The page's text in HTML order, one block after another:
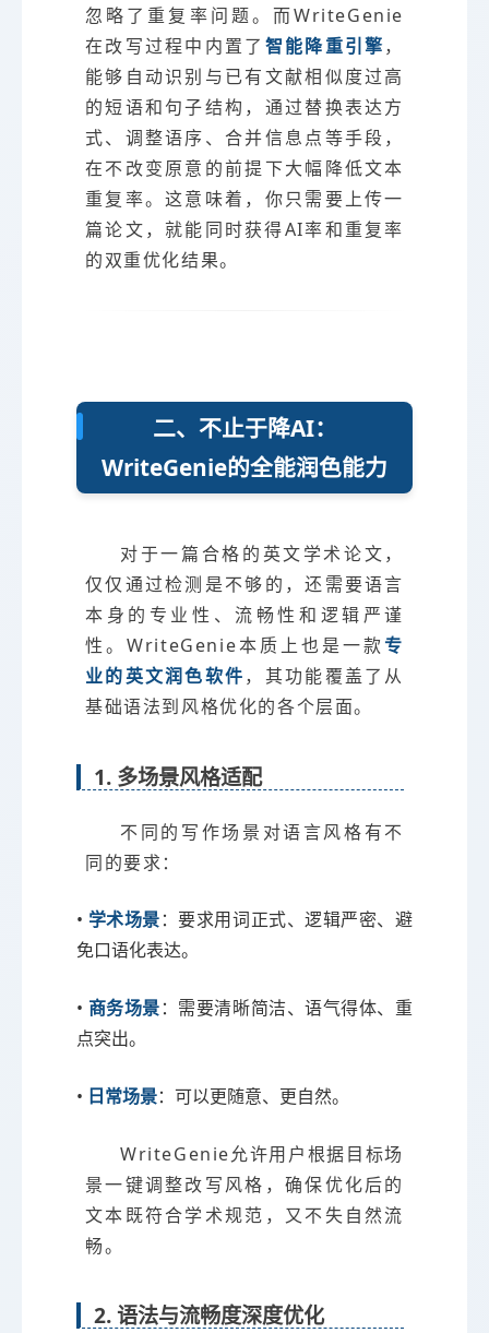
忽略了重复率问题。而WriteGenie
在改写过程中内置了 智能降重引擎，
能够自动识别与已有文献相似度过高
的短语和句子结构，通过替换表达方
式、调整语序、合并信息点等手段，
在不改变原意的前提下大幅降低文本
重复率。这意味着，你只需要上传一
篇论文，就能同时获得AI率和重复率
的双重优化结果。
二、不止于降AI：
WriteGenie的全能润色能力
对于一篇合格的英文学术论文，
仅仅通过检测是不够的，还需要语言
本身的专业性、流畅性和逻辑严谨
性。WriteGenie本质上也是一款专
业的英文润色软件，其功能覆盖了从
基础语法到风格优化的各个层面。
1. 多场景风格适配
不同的写作场景对语言风格有不
同的要求：
• 学术场景：要求用词正式、逻辑严密、避
免口语化表达。
• 商务场景：需要清晰简洁、语气得体、重
点突出。
• 日常场景：可以更随意、更自然。
WriteGenie允许用户根据目标场
景一键调整改写风格，确保优化后的
文本既符合学术规范，又不失自然流
畅。
2. 语法与流畅度深度优化